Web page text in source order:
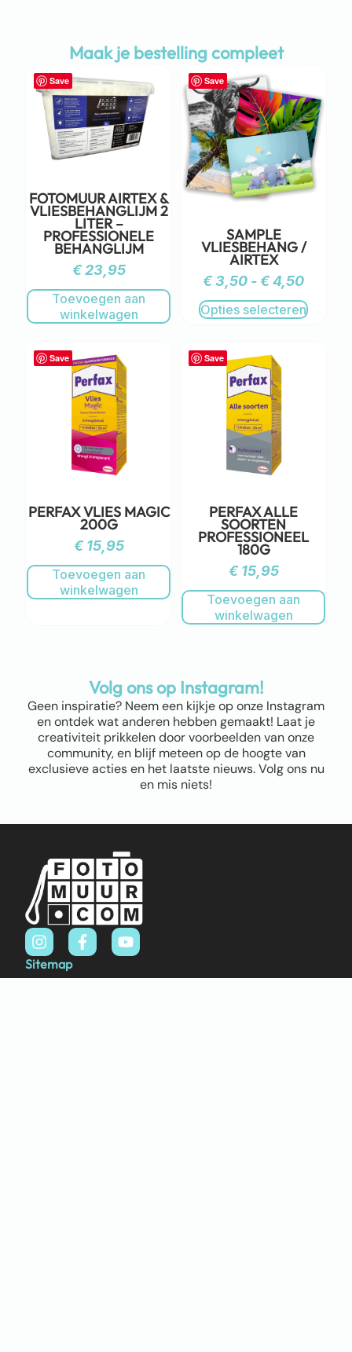
Maak je bestelling compleet
Save
FOTOMUUR AIRTEX &
VLIESBEHANGLIJM 2
LITER –
PROFESSIONELE
BEHANGLIJM
€23,95
Toevoegen aan
winkelwagen
Save
SAMPLE
VLIESBEHANG /
AIRTEX
€3,50 - €4,50
Opties selecteren
Save
PERFAX VLIES MAGIC
200G
€15,95
Toevoegen aan
winkelwagen
Save
PERFAX ALLE
SOORTEN
PROFESSIONEEL
180G
€15,95
Toevoegen aan
winkelwagen
Volg ons op Instagram!
Geen inspiratie? Neem een kijkje op onze Instagram
en ontdek wat anderen hebben gemaakt! Laat je
creativiteit prikkelen door voorbeelden van onze
community, en blijf meteen op de hoogte van
exclusieve acties en het laatste nieuws. Volg ons nu
en mis niets!
Sitemap
Home